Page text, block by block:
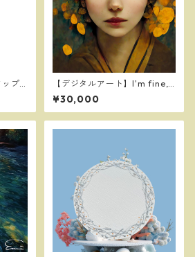
ップ
カ
【デジタルアート】I'm fine,
don't worry. ～私は大丈夫、
安心して～
¥30,000